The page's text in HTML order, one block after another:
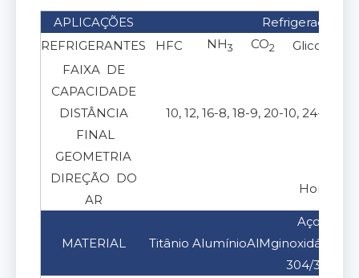
APLICAÇÕES
Refrigeração
REFRIGERANTES
HFC NH3 CO2 Glicol
FAIXA DE
CAPACIDADE
DISTÂNCIA
FINAL
10, 12, 16-8, 18-9, 20-10, 24-12-
GEOMETRIA
DIREÇÃO DO
AR
MATERIAL Titânio AlumínioAlMg
Aço
inoxidável
304/316